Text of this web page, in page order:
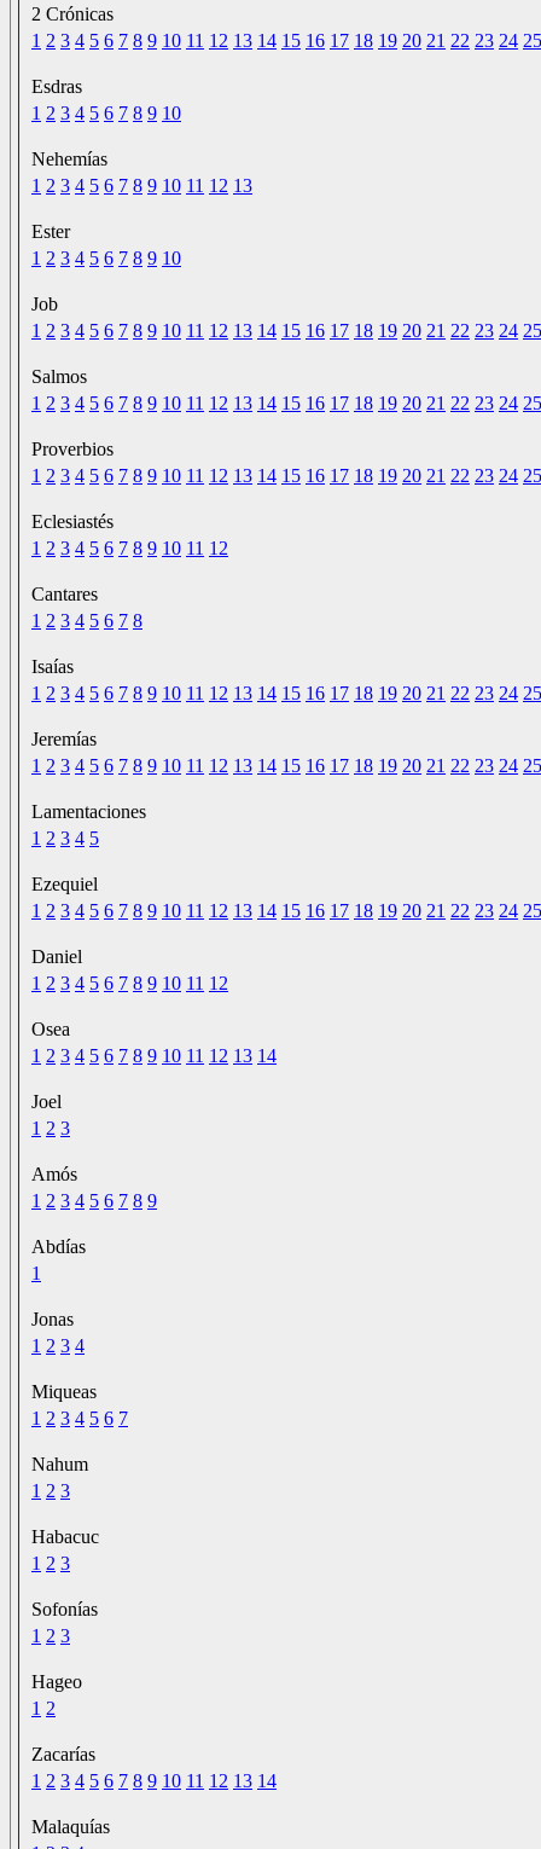
2 Crónicas
1 2 3 4 5 6 7 8 9 10 11 12 13 14 15 16 17 18 19 20 21 22 23 24 25
Esdras
1 2 3 4 5 6 7 8 9 10
Nehemías
1 2 3 4 5 6 7 8 9 10 11 12 13
Ester
1 2 3 4 5 6 7 8 9 10
Job
1 2 3 4 5 6 7 8 9 10 11 12 13 14 15 16 17 18 19 20 21 22 23 24 25
Salmos
1 2 3 4 5 6 7 8 9 10 11 12 13 14 15 16 17 18 19 20 21 22 23 24 25
Proverbios
1 2 3 4 5 6 7 8 9 10 11 12 13 14 15 16 17 18 19 20 21 22 23 24 25
Eclesiastés
1 2 3 4 5 6 7 8 9 10 11 12
Cantares
1 2 3 4 5 6 7 8
Isaías
1 2 3 4 5 6 7 8 9 10 11 12 13 14 15 16 17 18 19 20 21 22 23 24 25
Jeremías
1 2 3 4 5 6 7 8 9 10 11 12 13 14 15 16 17 18 19 20 21 22 23 24 25
Lamentaciones
1 2 3 4 5
Ezequiel
1 2 3 4 5 6 7 8 9 10 11 12 13 14 15 16 17 18 19 20 21 22 23 24 25
Daniel
1 2 3 4 5 6 7 8 9 10 11 12
Osea
1 2 3 4 5 6 7 8 9 10 11 12 13 14
Joel
1 2 3
Amós
1 2 3 4 5 6 7 8 9
Abdías
1
Jonas
1 2 3 4
Miqueas
1 2 3 4 5 6 7
Nahum
1 2 3
Habacuc
1 2 3
Sofonías
1 2 3
Hageo
1 2
Zacarías
1 2 3 4 5 6 7 8 9 10 11 12 13 14
Malaquías